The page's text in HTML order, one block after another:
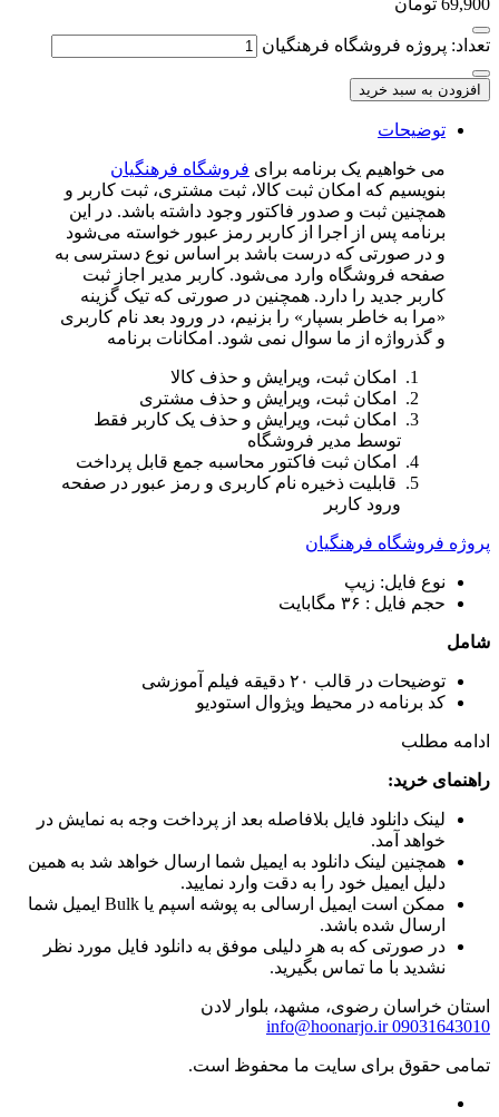
تعداد: پروژه فروشگاه فرهنگیان
افزودن به سبد خرید
توضیحات
می خواهیم یک برنامه برای فروشگاه فرهنگیان
بنویسیم که امکان ثبت کالا، ثبت مشتری، ثبت کاربر و
همچنین ثبت و صدور فاکتور وجود داشته باشد. در این
برنامه پس از اجرا از کاربر رمز عبور خواسته می‌شود
و در صورتی که درست باشد بر اساس نوع دسترسی به
صفحه فروشگاه وارد می‌شود. کاربر مدیر اجاز ثبت
کاربر جدید را دارد. همچنین در صورتی که تیک گزینه
«مرا به خاطر بسپار» را بزنیم، در ورود بعد نام کاربری
و گذرواژه از ما سوال نمی شود. امکانات برنامه
امکان ثبت، ویرایش و حذف کالا
امکان ثبت، ویرایش و حذف مشتری
امکان ثبت، ویرایش و حذف یک کاربر فقط
توسط مدیر فروشگاه
امکان ثبت فاکتور محاسبه جمع قابل پرداخت
قابلیت ذخیره نام کاربری و رمز عبور در صفحه
ورود کاربر
پروژه فروشگاه فرهنگیان
نوع فایل: زیپ
حجم فایل : ۳۶ مگابایت
شامل
توضیحات در قالب ۲۰ دقیقه فیلم آموزشی
کد برنامه در محیط ویژوال استودیو
ادامه مطلب
راهنمای خرید:
لینک دانلود فایل بلافاصله بعد از پرداخت وجه به نمایش در
خواهد آمد.
همچنین لینک دانلود به ایمیل شما ارسال خواهد شد به همین
دلیل ایمیل خود را به دقت وارد نمایید.
ممکن است ایمیل ارسالی به پوشه اسپم یا Bulk ایمیل شما
ارسال شده باشد.
در صورتی که به هر دلیلی موفق به دانلود فایل مورد نظر
نشدید با ما تماس بگیرید.
استان خراسان رضوی، مشهد، بلوار لادن
09031643010
info@hoonarjo.ir
تمامی حقوق برای سایت ما محفوظ است.